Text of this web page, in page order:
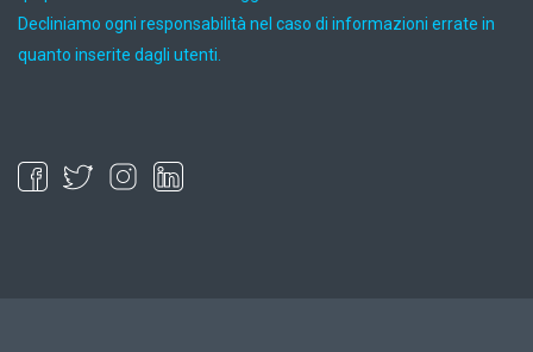
Decliniamo ogni responsabilità nel caso di informazioni errate in
quanto inserite dagli utenti.